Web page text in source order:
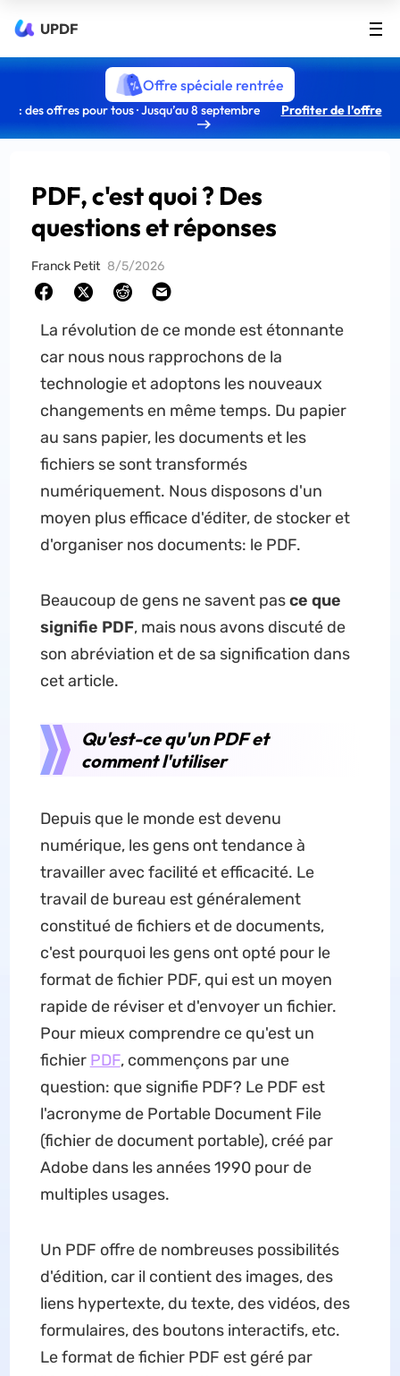
UPDF
Offre spéciale rentrée
: des offres pour tous · Jusqu’au 8 septembre Profiter de l’offre
PDF, c'est quoi ? Des
questions et réponses
Franck Petit 8/5/2026
La révolution de ce monde est étonnante
car nous nous rapprochons de la
technologie et adoptons les nouveaux
changements en même temps. Du papier
au sans papier, les documents et les
fichiers se sont transformés
numériquement. Nous disposons d'un
moyen plus efficace d'éditer, de stocker et
d'organiser nos documents: le PDF.
Beaucoup de gens ne savent pasce que
signifie PDF, mais nous avons discuté de
son abréviation et de sa signification dans
cet article.
Qu'est-ce qu'un PDF et
comment l'utiliser
Depuis que le monde est devenu
numérique, les gens ont tendance à
travailler avec facilité et efficacité. Le
travail de bureau est généralement
constitué de fichiers et de documents,
c'est pourquoi les gens ont opté pour le
format de fichier PDF, qui est un moyen
rapide de réviser et d'envoyer un fichier.
Pour mieux comprendre ce qu'est un
fichier PDF, commençons par une
question: que signifie PDF? Le PDF est
l'acronyme de Portable Document File
(fichier de document portable), créé par
Adobe dans les années 1990 pour de
multiples usages.
Un PDF offre de nombreuses possibilités
d'édition, car il contient des images, des
liens hypertexte, du texte, des vidéos, des
formulaires, des boutons interactifs, etc.
Le format de fichier PDF est géré par